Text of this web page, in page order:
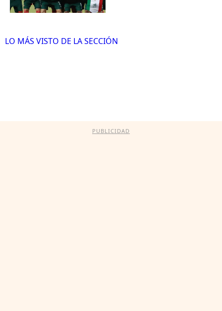
LO MÁS VISTO DE LA SECCIÓN
PUBLICIDAD